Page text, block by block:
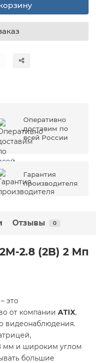
Оперативно
доставим по
всей России
Гарантия
производителя
Отзывы 0
2.8 (2B) 2 Мп
– это
от компании ATIX,
видеонаблюдения.
мм и широким углом
большие